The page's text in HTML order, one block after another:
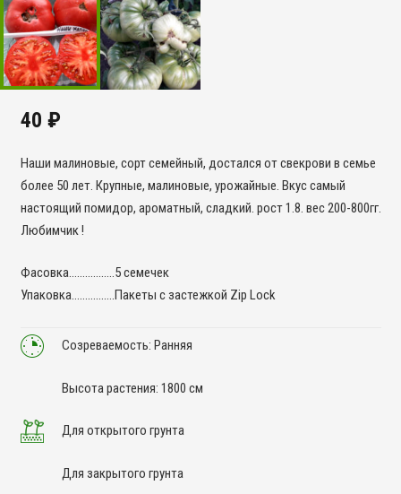
40 ₽
Наши малиновые, сорт семейный, достался от свекрови в семье
более 50 лет. Крупные, малиновые, урожайные. Вкус самый
настоящий помидор, ароматный, сладкий. рост 1.8. вес 200-800гг.
Любимчик !
Фасовка……………..5 семечек
Упаковка…………….Пакеты с застежкой Zip Lock
Созреваемость: Ранняя
Высота растения: 1800 см
Для открытого грунта
Для закрытого грунта